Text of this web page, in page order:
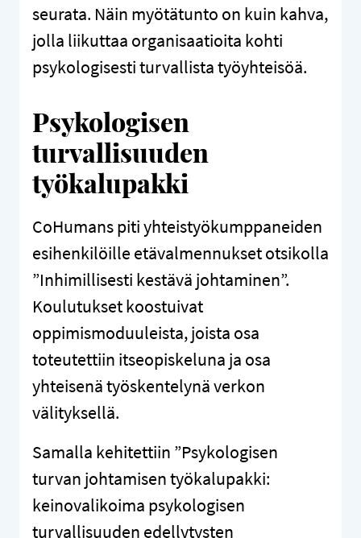
seurata. Näin myötätunto on kuin kahva,
jolla liikuttaa organisaatioita kohti
psykologisesti turvallista työyhteisöä.
Psykologisen
turvallisuuden
työkalupakki
CoHumans piti yhteistyökumppaneiden
esihenkilöille etävalmennukset otsikolla
”Inhimillisesti kestävä johtaminen”.
Koulutukset koostuivat
oppimismoduuleista, joista osa
toteutettiin itseopiskeluna ja osa
yhteisenä työskentelynä verkon
välityksellä.
Samalla kehitettiin ”Psykologisen
turvan johtamisen työkalupakki:
keinovalikoima psykologisen
turvallisuuden edellytysten